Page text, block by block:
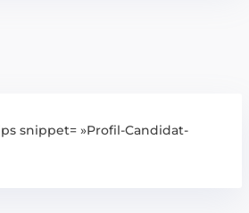
snippet= »Profil-Candidat-